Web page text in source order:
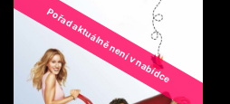
Pořad aktuálně není v nabídce